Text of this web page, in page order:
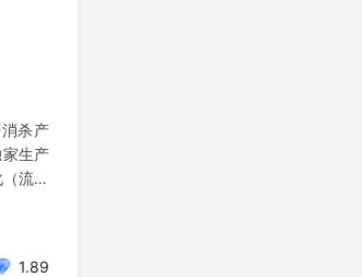
杀产
生产
流通
1.89